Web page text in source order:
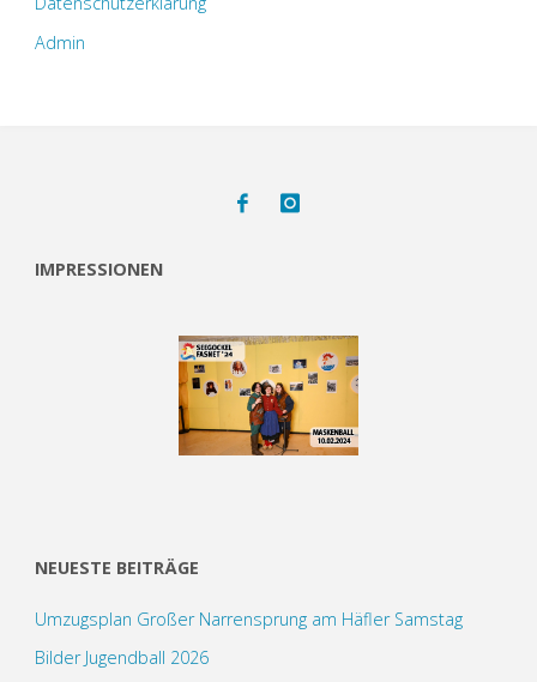
Admin
IMPRESSIONEN
NEUESTE BEITRÄGE
Umzugsplan Großer Narrensprung am Häfler Samstag
Bilder Jugendball 2026